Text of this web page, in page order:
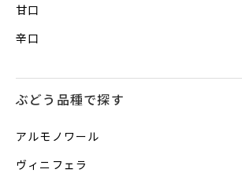
甘口
辛口
ぶどう品種で探す
アルモノワール
ヴィニフェラ